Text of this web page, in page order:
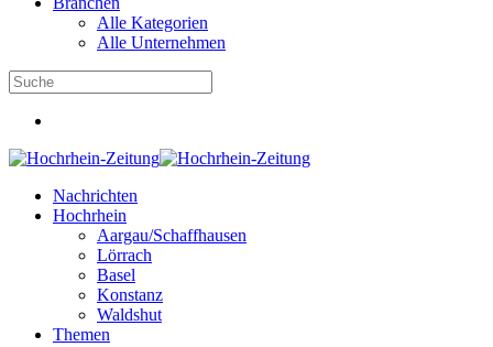
Alle Kategorien
Alle Unternehmen
Nachrichten
Hochrhein
Aargau/Schaffhausen
Lörrach
Basel
Konstanz
Waldshut
Themen